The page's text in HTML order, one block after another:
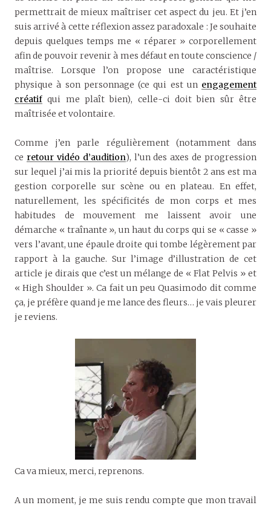
permettrait de mieux maîtriser cet aspect du jeu. Et j’en
suis arrivé à cette réflexion assez paradoxale : Je souhaite
depuis quelques temps me « réparer » corporellement
afin de pouvoir revenir à mes défaut en toute conscience /
maîtrise. Lorsque l’on propose une caractéristique
physique à son personnage (ce qui est un engagement
créatif qui me plaît bien), celle-ci doit bien sûr être
maîtrisée et volontaire.
Comme j’en parle régulièrement (notamment dans
ce retour vidéo d’audition), l’un des axes de progression
sur lequel j’ai mis la priorité depuis bientôt 2 ans est ma
gestion corporelle sur scène ou en plateau. En effet,
naturellement, les spécificités de mon corps et mes
habitudes de mouvement me laissent avoir une
démarche « traînante », un haut du corps qui se « casse »
vers l’avant, une épaule droite qui tombe légèrement par
rapport à la gauche. Sur l’image d’illustration de cet
article je dirais que c’est un mélange de « Flat Pelvis » et
« High Shoulder ». Ca fait un peu Quasimodo dit comme
ça, je préfère quand je me lance des fleurs… je vais pleurer
je reviens.
Ca va mieux, merci, reprenons.
A un moment, je me suis rendu compte que mon travail